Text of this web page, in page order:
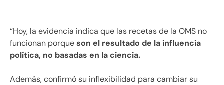
“Hoy, la evidencia indica que las recetas de la OMS no
funcionan porqueson el resultado de la influencia
política, no basadas en la ciencia.
Además, confirmó su inflexibilidad para cambiar su